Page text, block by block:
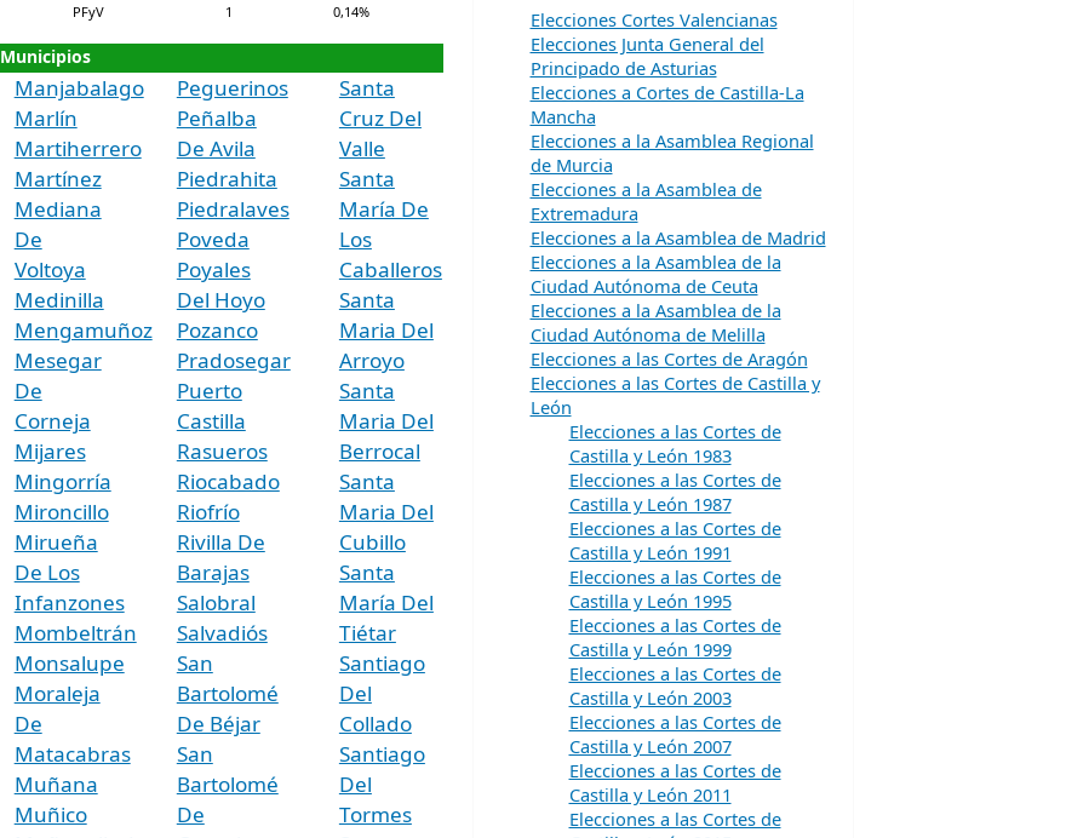
PFyV 1 0,14%
Municipios
Manjabalago
Marlín
Martiherrero
Martínez
Mediana
De
Voltoya
Medinilla
Mengamuñoz
Mesegar
De
Corneja
Mijares
Mingorría
Mironcillo
Mirueña
De Los
Infanzones
Mombeltrán
Monsalupe
Moraleja
De
Matacabras
Muñana
Muñico
Peguerinos
Peñalba
De Avila
Piedrahita
Piedralaves
Poveda
Poyales
Del Hoyo
Pozanco
Pradosegar
Puerto
Castilla
Rasueros
Riocabado
Riofrío
Rivilla De
Barajas
Salobral
Salvadiós
San
Bartolomé
De Béjar
San
Bartolomé
De
Santa
Cruz Del
Valle
Santa
María De
Los
Caballeros
Santa
Maria Del
Arroyo
Santa
Maria Del
Berrocal
Santa
Maria Del
Cubillo
Santa
María Del
Tiétar
Santiago
Del
Collado
Santiago
Del
Tormes
Elecciones Cortes Valencianas
Elecciones Junta General del
Principado de Asturias
Elecciones a Cortes de Castilla-La
Mancha
Elecciones a la Asamblea Regional
de Murcia
Elecciones a la Asamblea de
Extremadura
Elecciones a la Asamblea de Madrid
Elecciones a la Asamblea de la
Ciudad Autónoma de Ceuta
Elecciones a la Asamblea de la
Ciudad Autónoma de Melilla
Elecciones a las Cortes de Aragón
Elecciones a las Cortes de Castilla y
León
Elecciones a las Cortes de
Castilla y León 1983
Elecciones a las Cortes de
Castilla y León 1987
Elecciones a las Cortes de
Castilla y León 1991
Elecciones a las Cortes de
Castilla y León 1995
Elecciones a las Cortes de
Castilla y León 1999
Elecciones a las Cortes de
Castilla y León 2003
Elecciones a las Cortes de
Castilla y León 2007
Elecciones a las Cortes de
Castilla y León 2011
Elecciones a las Cortes de